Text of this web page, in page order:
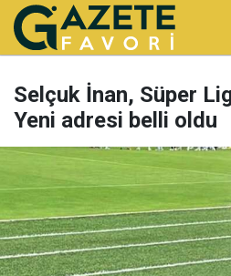
Selçuk İnan, Süper
Yeni adresi belli oldu